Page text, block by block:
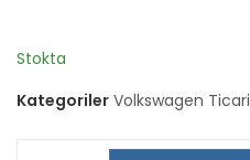
Stokta
Kategoriler Volkswagen Ticari